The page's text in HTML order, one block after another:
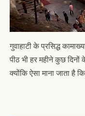
गुवाहाटी के प्रसिद्ध
पीठ भी हर महीने कुछ दिनों
क्योंकि ऐसा माना जाता है